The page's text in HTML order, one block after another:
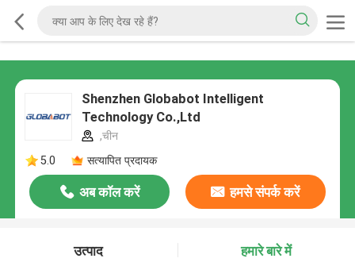
Shenzhen Globabot Intelligent
Technology Co.,Ltd
,चीन
5.0
सत्यापित प्रदायक
अब कॉल करें हमसे संपर्क करें
उत्पाद हमारे बारे में